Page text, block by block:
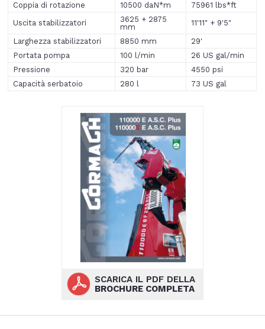
Coppia di rotazione
10500 daN*m
75961 lbs*ft
Uscita stabilizzatori
3625 + 2875
mm
11'11" + 9'5"
Larghezza stabilizzatori 8850 mm
29'
Portata pompa
100 l/min
26 US gal/min
Pressione
320 bar
4550 psi
Capacità serbatoio
280 l 73 US gal
SCARICA IL PDF DELLA
BROCHURE COMPLETA